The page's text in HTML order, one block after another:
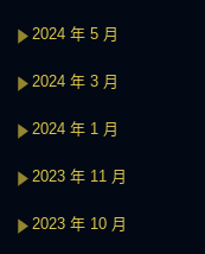
2024 年 5 月
2024 年 3 月
2024 年 1 月
2023 年 11 月
2023 年 10 月